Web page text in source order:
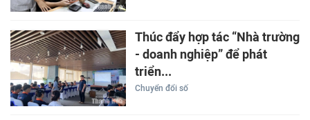
Thúc đẩy hợp tác “Nhà trường
- doanh nghiệp” để phát
triển...
Chuyển đổi số